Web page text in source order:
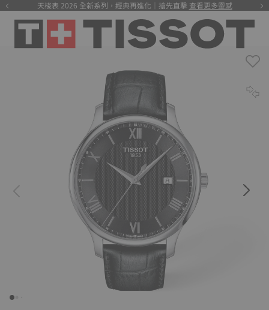
天梭表 2026 全新系列，經典再進化｜搶先直擊 查看更多靈感